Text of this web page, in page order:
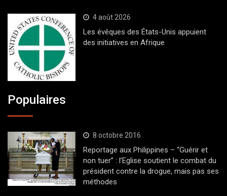
4 août 2026
Les évêques des États-Unis appuient
des initiatives en Afrique
Populaires
8 octobre 2016
Reportage aux Philippines – “Guérir et
non tuer” : l’Eglise soutient le combat du
président contre la drogue, mais pas ses
méthodes